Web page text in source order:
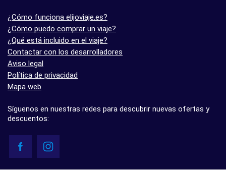
¿Cómo funciona elijoviaje.es?
¿Cómo puedo comprar un viaje?
¿Qué está incluido en el viaje?
Contactar con los desarrolladores
Aviso legal
Política de privacidad
Mapa web
Síguenos en nuestras redes para descubrir nuevas ofertas y
descuentos: